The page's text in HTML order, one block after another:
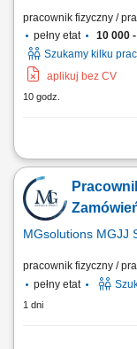
pracownik fizyczny /
pełny etat
10 000 -
Szukamy kilku
aplikuj bez CV
10 godz.
Opis stanowiska:
magazynowego do
bezbłędne
technologicznymi.
zachowaniem
MGsolutions MGJJ
pracownik fizyczny /
pełny etat
1 dni